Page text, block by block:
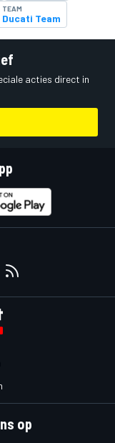
TEAM
Ducati Team
acties direct in
op